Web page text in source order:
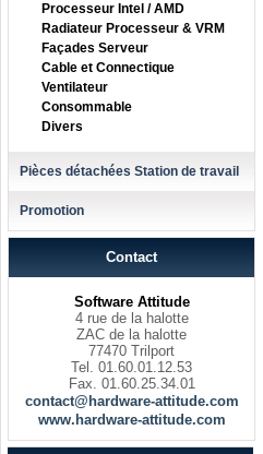
Processeur Intel / AMD
Radiateur Processeur & VRM
Façades Serveur
Cable et Connectique
Ventilateur
Consommable
Divers
Pièces détachées Station de travail
Promotion
Contact
Software Attitude
4 rue de la halotte
ZAC de la halotte
77470 Trilport
Tel. 01.60.01.12.53
Fax. 01.60.25.34.01
contact@hardware-attitude.com
www.hardware-attitude.com